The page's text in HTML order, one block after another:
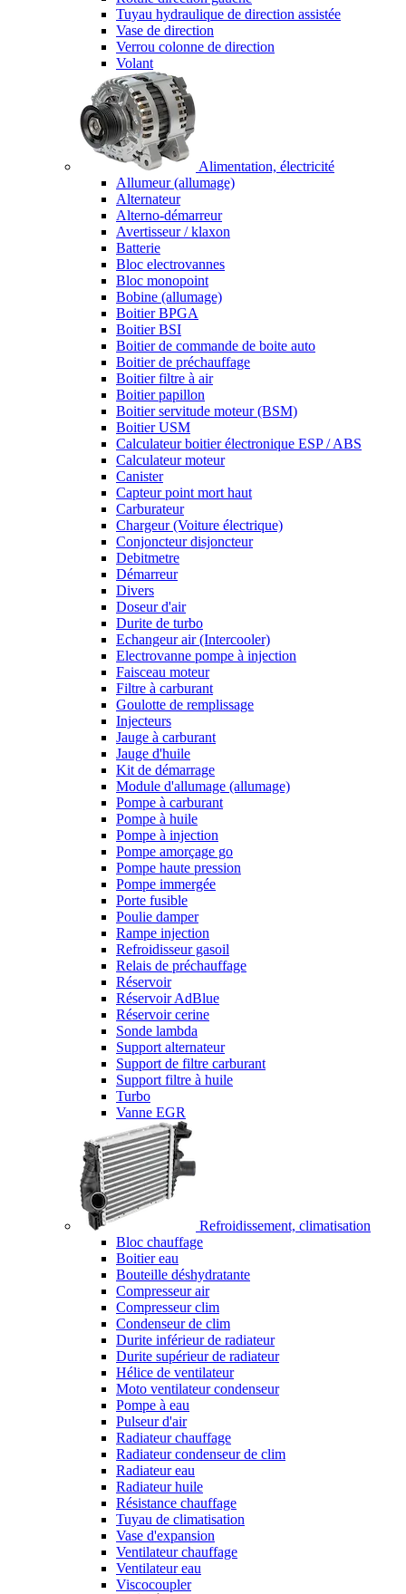
Tuyau hydraulique de direction assistée
Vase de direction
Verrou colonne de direction
Volant
Alimentation, électricité
Allumeur (allumage)
Alternateur
Alterno-démarreur
Avertisseur / klaxon
Batterie
Bloc electrovannes
Bloc monopoint
Bobine (allumage)
Boitier BPGA
Boitier BSI
Boitier de commande de boite auto
Boitier de préchauffage
Boitier filtre à air
Boitier papillon
Boitier servitude moteur (BSM)
Boitier USM
Calculateur boitier électronique ESP / ABS
Calculateur moteur
Canister
Capteur point mort haut
Carburateur
Chargeur (Voiture électrique)
Conjoncteur disjoncteur
Debitmetre
Démarreur
Divers
Doseur d'air
Durite de turbo
Echangeur air (Intercooler)
Electrovanne pompe à injection
Faisceau moteur
Filtre à carburant
Goulotte de remplissage
Injecteurs
Jauge à carburant
Jauge d'huile
Kit de démarrage
Module d'allumage (allumage)
Pompe à carburant
Pompe à huile
Pompe à injection
Pompe amorçage go
Pompe haute pression
Pompe immergée
Porte fusible
Poulie damper
Rampe injection
Refroidisseur gasoil
Relais de préchauffage
Réservoir
Réservoir AdBlue
Réservoir cerine
Sonde lambda
Support alternateur
Support de filtre carburant
Support filtre à huile
Turbo
Vanne EGR
Refroidissement, climatisation
Bloc chauffage
Boitier eau
Bouteille déshydratante
Compresseur air
Compresseur clim
Condenseur de clim
Durite inférieur de radiateur
Durite supérieur de radiateur
Hélice de ventilateur
Moto ventilateur condenseur
Pompe à eau
Pulseur d'air
Radiateur chauffage
Radiateur condenseur de clim
Radiateur eau
Radiateur huile
Résistance chauffage
Tuyau de climatisation
Vase d'expansion
Ventilateur chauffage
Ventilateur eau
Viscocoupler